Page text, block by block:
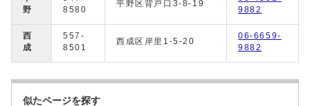
野
8580
平野区背戸口3-8-19
9882
西
成
557-
8501
西成区岸里1-5-20
06-6659-
9882
似たページを探す